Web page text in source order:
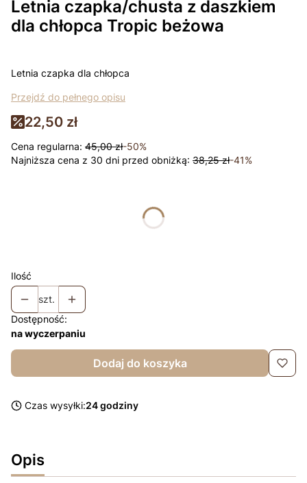
Letnia czapka/chusta z daszkiem
dla chłopca Tropic beżowa
Letnia czapka dla chłopca
Przejdź do pełnego opisu
22,50 zł
Cena regularna: 45,00 zł-50%
Najniższa cena z 30 dni przed obniżką: 38,25 zł-41%
Poszczególne warianty mogą różnić się ceną
Ilość
szt.
Dostępność:
na wyczerpaniu
Dodaj do koszyka
Czas wysyłki:24 godziny
Opis